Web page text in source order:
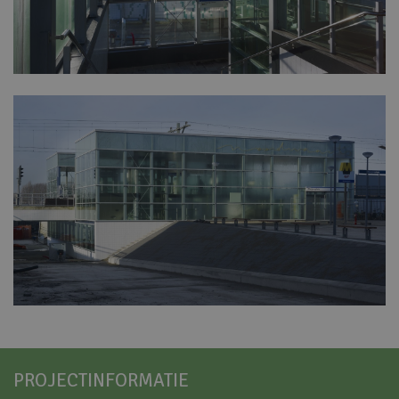
PROJECTINFORMATIE